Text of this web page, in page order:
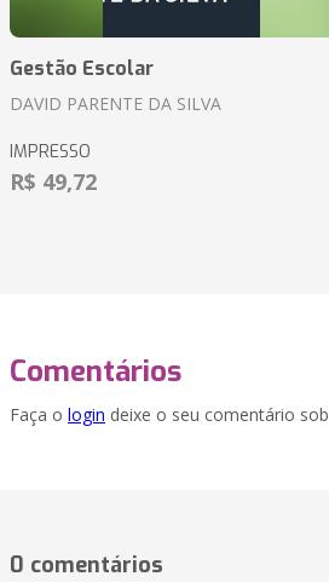
Gestão Escolar
DAVID PARENTE DA SILVA
IMPRESSO
R$ 49,72
Comentários
Faça o login deixe o seu comentário
0 comentários